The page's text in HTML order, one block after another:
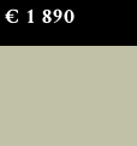
€ 1 890